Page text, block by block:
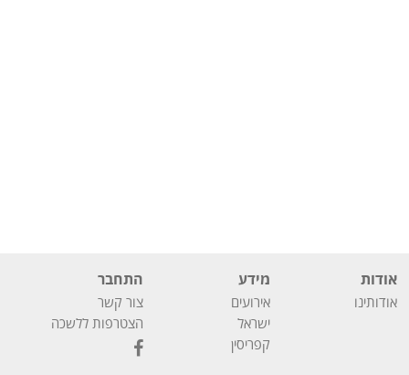
אודות
אודותינו
מידע
אירועים
ישראל
קפריסין
התחבר
צור קשר
הצטרפות ללשכה